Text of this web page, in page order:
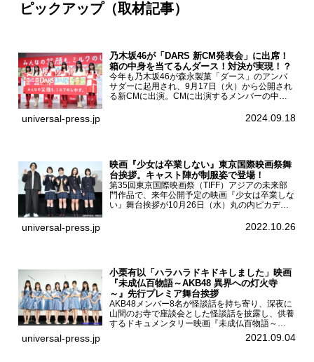
ピックアップ（取材記事）
乃木坂46が「DARS 新CM発表会」に出席！
箱の中身を当てるんダース！対決が実現！？
今年も乃木坂46が森永製菓「ダース」のアンバ
サダーに起用され、9月17日（火）から公開され
る新CMに出演。CMに出演するメンバーの中か
一ノ瀬美空、菅原咲月が都内にて開催された
universal-press.jp 2024.09.18
映画『少女は卒業しない』東京国際映画祭舞
台挨拶。キャスト陣が制服姿で登場！
第35回東京国際映画祭（TIFF）アジアの未来部
門作品で、来年公開予定の映画『少女は卒業しな
い』舞台挨拶が10月26日（水）丸の内ピカデリ
宮山莉渚、中井友望、監督の中川駿が登壇。映画
universal-press.jp 2022.10.26
小栗有以「ハラハラドキドキしました」映画
『未成仏百物語～AKB48 異界への灯火寺
～』先行プレミア舞台挨拶
AKB48メンバー8名が怪談話を持ち寄り、深夜に
山間のお寺で座談会とした怪談話を披露し、供養
するドキュメンタリー映画『未成仏百物語～
AKB48異界への灯火寺～』の先行プレミア舞台
挨拶が東京・ユナイテッド・シネマ豊洲で開催さ
universal-press.jp 2021.09.04